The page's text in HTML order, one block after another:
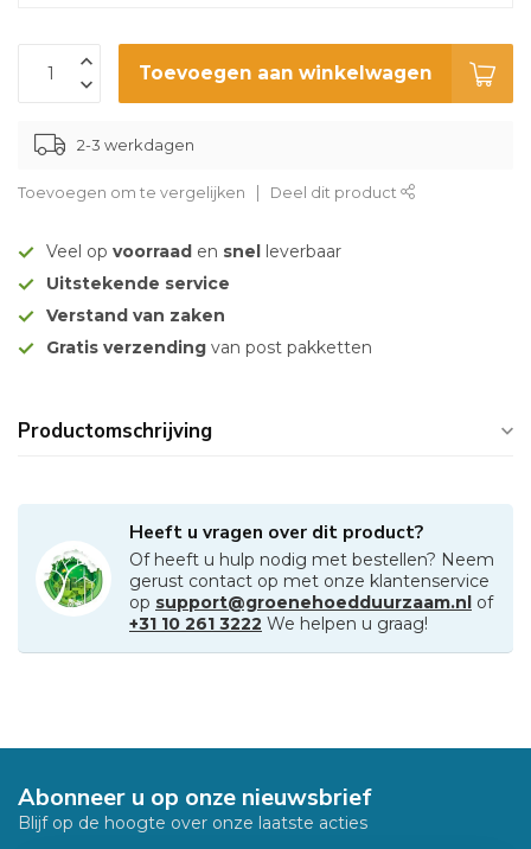
Toevoegen aan winkelwagen
2-3 werkdagen
Toevoegen om te vergelijken Deel dit product
Veel op voorraad en snel leverbaar
Uitstekende service
Verstand van zaken
Gratis verzending van post pakketten
Productomschrijving
Heeft u vragen over dit product?
Of heeft u hulp nodig met bestellen? Neem
gerust contact op met onze klantenservice
op support@groenehoedduurzaam.nl of
+31 10 261 3222 We helpen u graag!
Abonneer u op onze nieuwsbrief
Blijf op de hoogte over onze laatste acties